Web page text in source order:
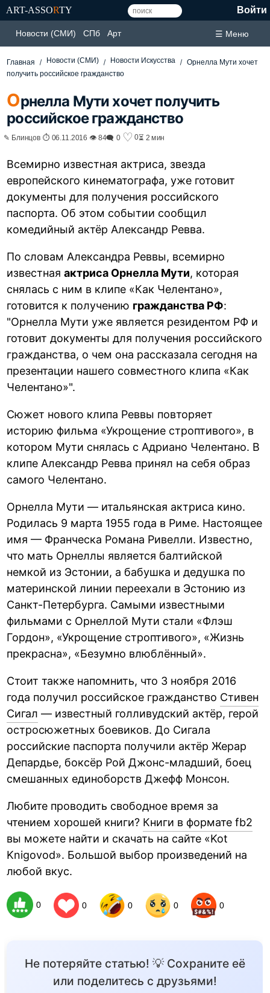
ART-ASSORTY Войти
Новости (СМИ) СПб Арт ☰ Меню
Главная Новости (СМИ) Новости Искусства
Орнелла Мути хочет
получить российское гражданство
Орнелла Мути хочет получить
российское гражданство
✎ Блинцов ⏱ 06.11.2016 👁 84🗨 0 ♡ 0⏳ 2 мин
Всемирно известная актриса, звезда
европейского кинематографа, уже готовит
документы для получения российского
паспорта. Об этом событии сообщил
комедийный актёр Александр Ревва.
По словам Александра Реввы, всемирно
известнаяактриса Орнелла Мути, которая
снялась с ним в клипе «Как Челентано»,
готовится к получению гражданства РФ:
Орнелла Мути уже является резидентом РФ и
готовит документы для получения российского
гражданства, о чем она рассказала сегодня на
презентации нашего совместного клипа «Как
Челентано» .
Сюжет нового клипа Реввы повторяет
историю фильма «Укрощение строптивого», в
котором Мути снялась с Адриано Челентано. В
клипе Александр Ревва принял на себя образ
самого Челентано.
Орнелла Мути — итальянская актриса кино.
Родилась 9 марта 1955 года в Риме. Настоящее
имя — Франческа Романа Ривелли. Известно,
что мать Орнеллы является балтийской
немкой из Эстонии, а бабушка и дедушка по
материнской линии переехали в Эстонию из
Санкт-Петербурга. Самыми известными
фильмами с Орнеллой Мути стали «Флэш
Гордон», «Укрощение строптивого», «Жизнь
прекрасна», «Безумно влюблённый».
Стоит также напомнить, что 3 ноября 2016
года получил российское гражданство Стивен
Сигал — известный голливудский актёр, герой
остросюжетных боевиков. До Сигала
российские паспорта получили актёр Жерар
Депардье, боксёр Рой Джонс-младший, боец
смешанных единоборств Джефф Монсон.
Любите проводить свободное время за
чтением хорошей книги? Книги в формате fb2
вы можете найти и скачать на сайте «Kot
Knigovod». Большой выбор произведений на
любой вкус.
0 0 0 0 0
Не потеряйте статью! 💡 Сохраните её
или поделитесь с друзьями!